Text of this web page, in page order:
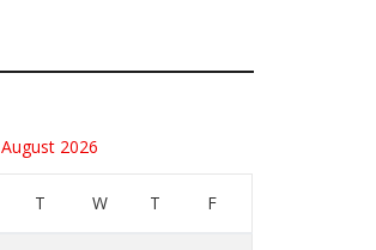
August 2026
T W T F